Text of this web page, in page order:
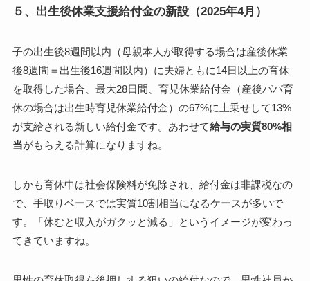
５、出生後休業支援給付金の新設（2025年4月）
子の出生後8週間以内（母親本人が取得する場合は産後休業
後8週間＝出生後16週間以内）に夫婦ともに14日以上の育休
を取得した場合、最大28日間、 育児休業給付金（産後パパ育
休の場合は出生時育児休業給付金）の67%に上乗せして13%
が支給される新しい給付金です。あわせて給与の実質80%相
当がもらえる計算になりますね。
しかも育休中は社会保険料が免除され、給付金は非課税なの
で、 手取りベースでは実質10割相当になるケースが多いで
す。「休むと収入がガクッと減る」というイメージが変わっ
てきていますね。